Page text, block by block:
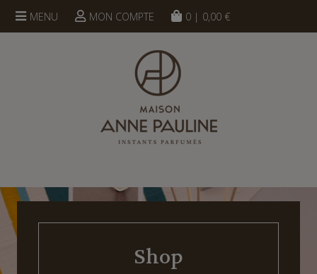
UN CONSEIL ? contact@maison-annepauline.com
Shop
MENU MON COMPTE 0 | 0,00 €